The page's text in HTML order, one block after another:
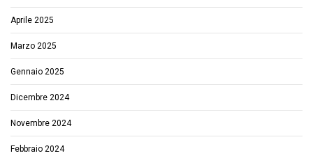
Aprile 2025
Marzo 2025
Gennaio 2025
Dicembre 2024
Novembre 2024
Febbraio 2024